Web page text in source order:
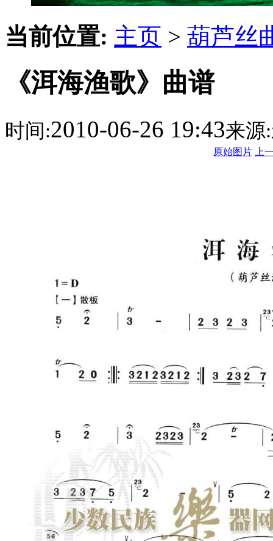
当前位置: 主页 > 葫芦丝
《洱海渔歌》曲谱
时间:2010-06-26 19:43来源:
原始图片 上